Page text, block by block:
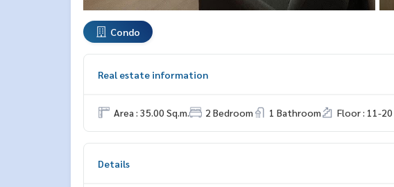
Condo
Real estate information
Area : 35.00 Sq.m. 2 Bedroom 1 Bathroom Floor : 11-20
Details